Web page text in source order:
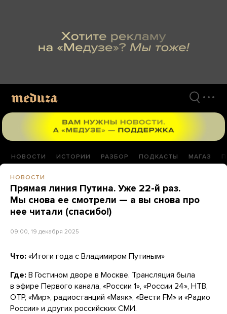
НОВОСТИ ИСТОРИИ РАЗБОР ПОДКАСТЫ МАГАЗ
НОВОСТИ
Прямая линия Путина. Уже 22-й раз.
Мы снова ее смотрели — а вы снова про
нее читали (спасибо!)
09:00, 19 декабря 2025
Что: «Итоги года с Владимиром Путиным»
Где: В Гостином дворе в Москве. Трансляция была
в эфире Первого канала, «России 1», «России 24», НТВ,
ОТР, «Мир», радиостанций «Маяк», «Вести FM» и «Радио
России» и других российских СМИ.